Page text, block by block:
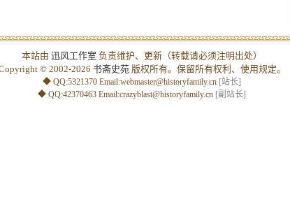
本站由 迅风工作室 负责维护、更新（转载请必须注明出处）
© 2002-2026 书斋史苑版权所有。保留所有权利、使用规定。
◆ QQ:5321370 Email:webmaster@historyfamily.cn [站长]
◆ QQ:42370463 Email:crazyblast@historyfamily.cn [副站长]